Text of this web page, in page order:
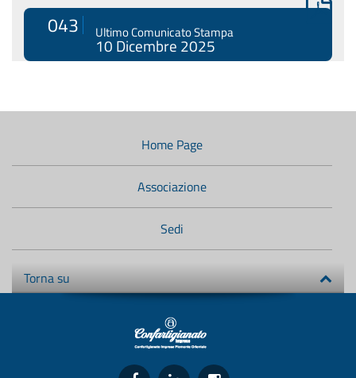
043 Ultimo Comunicato Stampa
10 Dicembre 2025
Menù
Home Page
Associazione
Sedi
Torna su